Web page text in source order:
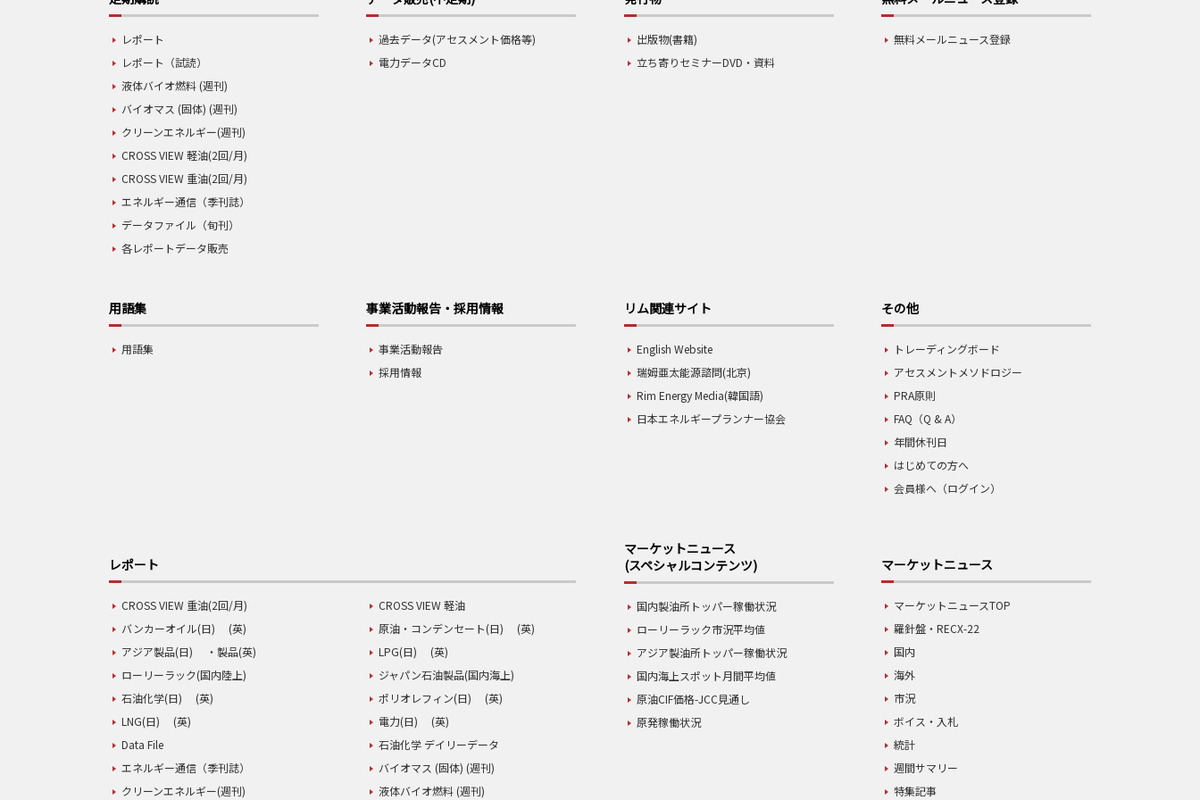
レポート
レポート（試読）
液体バイオ燃料 (週刊)
バイオマス (固体) (週刊)
クリーンエネルギー(週刊)
CROSS VIEW 軽油(2回/月)
CROSS VIEW 重油(2回/月)
エネルギー通信（季刊誌）
データファイル（旬刊）
各レポートデータ販売
過去データ(アセスメント価格等)
電力データCD
出版物(書籍)
立ち寄りセミナーDVD・資料
無料メールニュース登録
用語集
用語集
事業活動報告・採用情報
事業活動報告
採用情報
リム関連サイト
English Website
瑞姆亜太能源諮問(北京)
Rim Energy Media(韓国語)
日本エネルギープランナー協会
その他
トレーディングボード
アセスメントメソドロジー
PRA原則
FAQ（Q & A）
年間休刊日
はじめての方へ
会員様へ（ログイン）
レポート
CROSS VIEW 重油(2回/月)
CROSS VIEW 軽油
バンカーオイル(日)
(英) 原油・コンデンセート(日)
(英)
アジア製品(日)
・製品(英) LPG(日)
(英)
ローリーラック(国内陸上)
ジャパン石油製品(国内海上)
石油化学(日)
(英) ポリオレフィン(日)
(英)
LNG(日)
(英) 電力(日)
(英)
Data File
石油化学 デイリーデータ
エネルギー通信（季刊誌）
バイオマス (固体) (週刊)
クリーンエネルギー(週刊)
液体バイオ燃料 (週刊)
マーケットニュース
(スペシャルコンテンツ)
国内製油所トッパー稼働状況
ローリーラック市況平均値
アジア製油所トッパー稼働状況
国内海上スポット月間平均値
原油CIF価格-JCC見通し
原発稼働状況
マーケットニュース
マーケットニュースTOP
羅針盤・RECX-22
国内
海外
市況
ボイス・入札
統計
週間サマリー
特集記事